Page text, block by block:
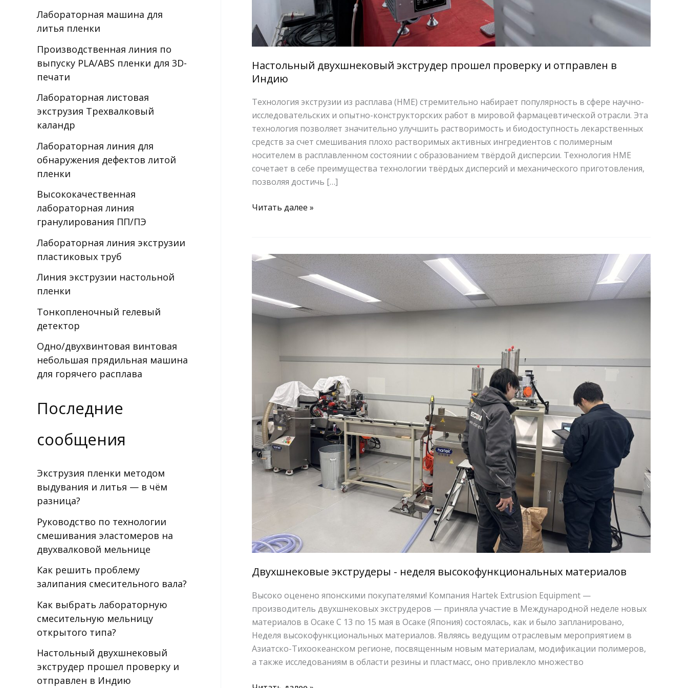
Лабораторная машина для
литья пленки
Производственная линия по
выпуску PLA/ABS пленки для 3D-
печати
Лабораторная листовая
экструзия Трехвалковый
каландр
Лабораторная линия для
обнаружения дефектов литой
пленки
Высококачественная
лабораторная линия
гранулирования ПП/ПЭ
Лабораторная линия экструзии
пластиковых труб
Линия экструзии настольной
пленки
Тонкопленочный гелевый
детектор
Одно/двухвинтовая винтовая
небольшая прядильная машина
для горячего расплава
Последние
сообщения
Экструзия пленки методом
выдувания и литья — в чём
разница?
Руководство по технологии
смешивания эластомеров на
двухвалковой мельнице
Как решить проблему
залипания смесительного вала?
Как выбрать лабораторную
смесительную мельницу
открытого типа?
Настольный двухшнековый
экструдер прошел проверку и
отправлен в Индию
Настольный двухшнековый экструдер прошел проверку и отправлен в
Индию
Технология экструзии из расплава (HME) стремительно набирает популярность в сфере научно-
исследовательских и опытно-конструкторских работ в мировой фармацевтической отрасли. Эта
технология позволяет значительно улучшить растворимость и биодоступность лекарственных
средств за счет смешивания плохо растворимых активных ингредиентов с полимерным
носителем в расплавленном состоянии с образованием твёрдой дисперсии. Технология HME
сочетает в себе преимущества технологии твёрдых дисперсий и механического приготовления,
позволяя достичь […]
Читать далее »
Двухшнековые экструдеры - неделя высокофункциональных материалов
Высоко оценено японскими покупателями! Компания Hartek Extrusion Equipment —
производитель двухшнековых экструдеров — приняла участие в Международной неделе новых
материалов в Осаке С 13 по 15 мая в Осаке (Япония) состоялась, как и было запланировано,
Неделя высокофункциональных материалов. Являясь ведущим отраслевым мероприятием в
Азиатско-Тихоокеанском регионе, посвященным новым материалам, модификации полимеров,
а также исследованиям в области резины и пластмасс, оно привлекло множество
Двухшнековые
экструдеры
неделя
высокофункциональных
материалов